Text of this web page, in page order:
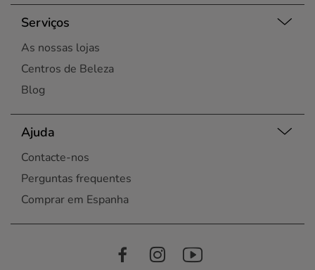
Serviços
As nossas lojas
Centros de Beleza
Blog
Ajuda
Contacte-nos
Perguntas frequentes
Comprar em Espanha